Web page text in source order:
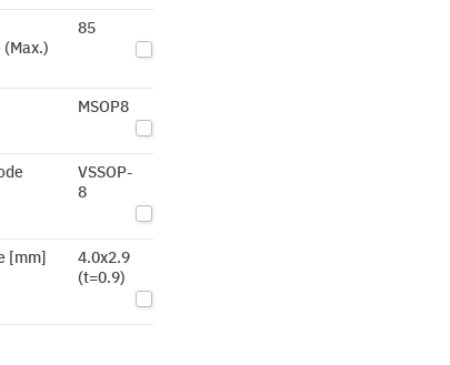
85
MSOP8
VSSOP-
8
[mm]
4.0x2.9
(t=0.9)